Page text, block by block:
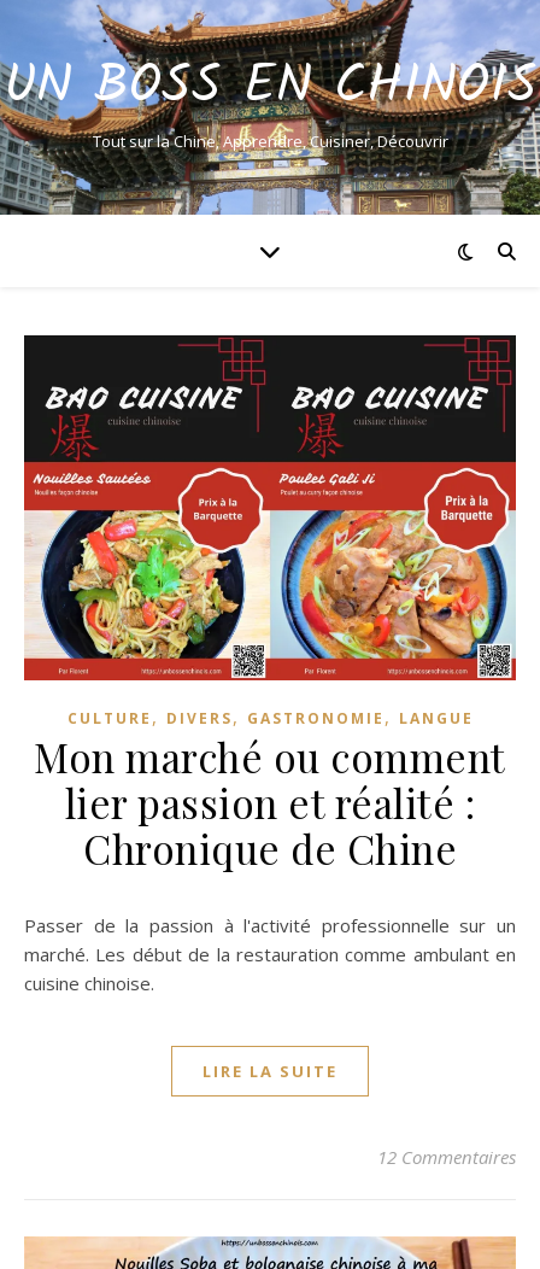
UN BOSS EN CHINOIS
Tout sur la Chine, Apprendre, Cuisiner, Découvrir
CULTURE , DIVERS, GASTRONOMIE , LANGUE
Mon marché ou comment
lier passion et réalité :
Chronique de Chine
Passer de la passion à l'activité professionnelle sur un
marché. Les début de la restauration comme ambulant en
cuisine chinoise.
LIRE LA SUITE
12 Commentaires